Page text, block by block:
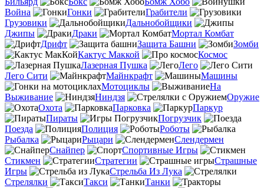
Война
Гонки
Грабители
Грузовики
Дальнобойщики
Джипы
Драки
Мортал Комбат
Дрифт
Защита Башни
Зомби
Кактус Маккой
Космос
Лазерная Пушка
Лего
Лего Сити
Майнкрафт
Машины
Мотоциклы
На
Выживание
Ниндзя
Оружие
Охота
Парковка
Паркур
Пираты
Погрузчик
Поезда
Полиция
Роботы
Рыбалка
Рыцари
Слендермен
Снайпер
Спортивные Игры
Стикмен
Стратегии
Страшные
Игры
Стрельба Из Лука
Стрелялки
Такси
Танки